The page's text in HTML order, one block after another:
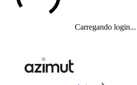
Carregando login...